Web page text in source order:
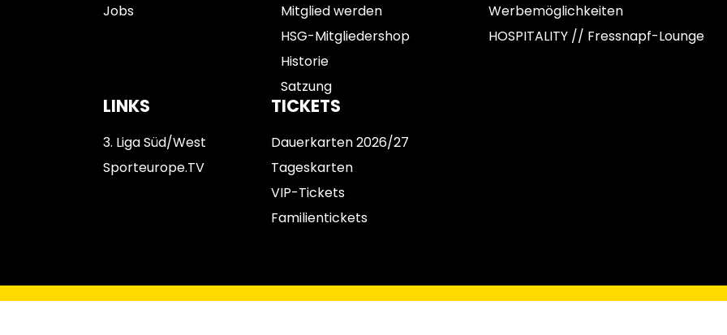
Jobs
Mitglied werden
HSG-Mitgliedershop
Historie
Satzung
Werbemöglichkeiten
HOSPITALITY // Fressnapf-Lounge
LINKS
3. Liga Süd/West
Sporteurope.TV
TICKETS
Dauerkarten 2026/27
Tageskarten
VIP-Tickets
Familientickets